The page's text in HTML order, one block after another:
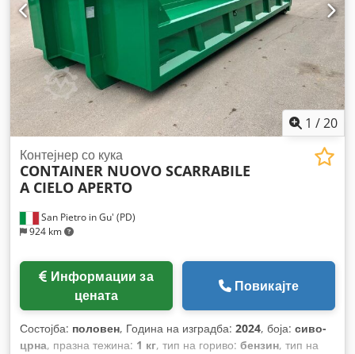
1 /20
San Pietro in Gu' (PD)
924 km
Контејнер со кука
CONTAINER NUOVO SCARRABILE
A CIELO APERTO
цената
Повикајте
Состојба: половен, Година на изградба: 2024, боја: сиво-
црна, празна тежина: 1 кг, тип на гориво: бензин, тип на